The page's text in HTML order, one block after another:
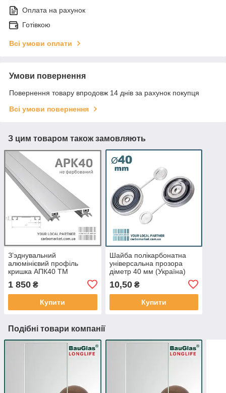
Оплата на рахунок
Готівкою
Всі умови оплати
Умови повернення
Повернення товару впродовж 14 днів за рахунок покупця
Всі умови повернення
З цим товаром також замовляють
З’эднувальний
алюмінієвий профіль
кришка АПК40 ТМ
АЛЮПРО 40 мм / довжина
6,1 м не фарбований
(Україна)
1 850 ₴
Купити
Шайба полікарбонатна
універсальна прозора
діметр 40 мм (Україна)
10,50₴
Купити
Подібні товари компанії